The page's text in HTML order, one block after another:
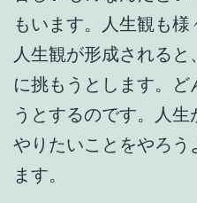
もいます。人生観も
人生観が形成される
に挑もうとします。ど
うとするのです。人生
やりたいことをやろう
ます。